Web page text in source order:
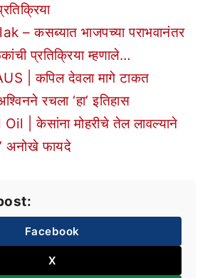
– कसब्यात भाजपच्या पराभवानंतर
प्रतिक्रिया म्हणाले…
| कपिल देवला मागे टाकत
रचला ‘हा’ इतिहास
| केसांना मोहरीचे तेल लावल्याने
अनोखे फायदे
Facebook
X